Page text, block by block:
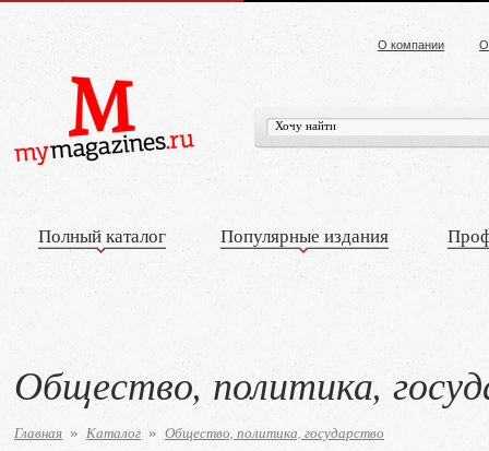
О компании
Полный каталог Популярные издания
Общество, политика,
Главная » Каталог » Общество, политика, государство